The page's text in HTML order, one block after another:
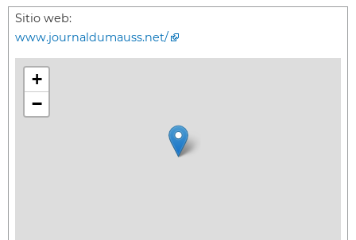
Sitio web:
www.journaldumauss.net/
+
−